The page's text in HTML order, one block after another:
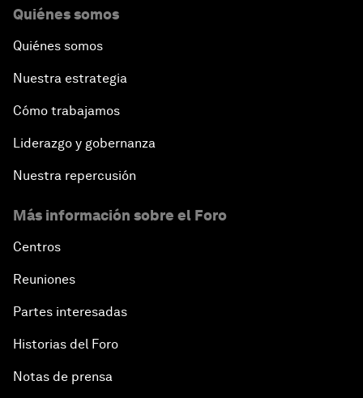
Quiénes somos
Quiénes somos
Nuestra estrategia
Cómo trabajamos
Liderazgo y gobernanza
Nuestra repercusión
Más información sobre el Foro
Centros
Reuniones
Partes interesadas
Historias del Foro
Notas de prensa